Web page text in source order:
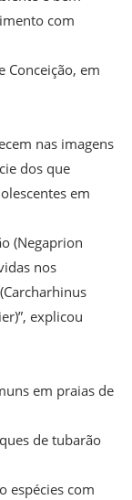
com
Conceição, em
nas imagens
dos que
em
(Negaprion
nos
explicou
em praias de
de tubarão
espécies com